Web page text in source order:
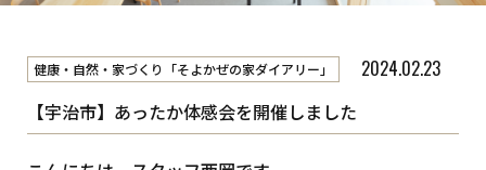
健康・自然・家づくり「そよかぜの家ダイアリー」
2024.02.23
【宇治市】あったか体感会を開催しました